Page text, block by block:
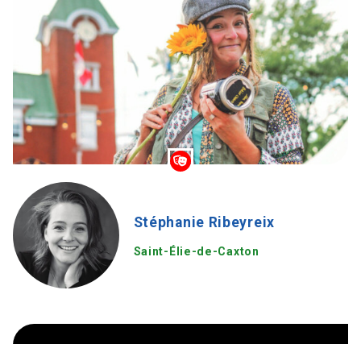
Stéphanie Ribeyreix
Saint-Élie-de-Caxton